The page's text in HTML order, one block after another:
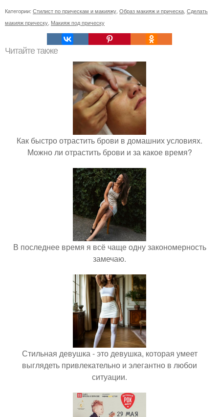
Категории: Стилист по прическам и макияжу Образ макияж и прическа Сделать
макияж прическу Макияж под прическу
Читайте также
Как быстро отрастить брови в домашних условиях.
Можно ли отрастить брови и за какое время?
В последнее время я всё чаще одну закономерность
замечаю.
Стильная девушка - это девушка, которая умеет
выглядеть привлекательно и элегантно в любои
ситуации.